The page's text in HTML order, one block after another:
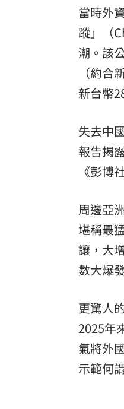
當時外
蹤」（
潮。該
（約
新台幣
失去中
報告揭
《彭博
周邊亞
堪稱最
讓，大
數大爆
更驚人
2025年
氣將外
示範何